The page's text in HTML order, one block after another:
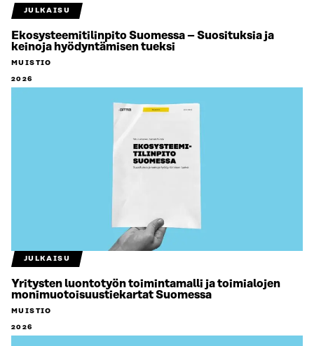
JULKAISU
Ekosysteemitilinpito Suomessa – Suosituksia ja
keinoja hyödyntämisen tueksi
MUISTIO
2026
JULKAISU
Yritysten luontotyön toimintamalli ja toimialojen
monimuotoisuustiekartat Suomessa
MUISTIO
2026